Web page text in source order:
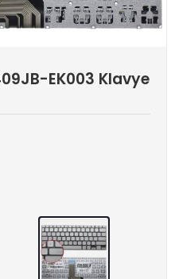
EK003 Klavye